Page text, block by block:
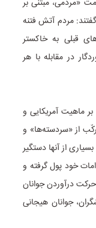
«مردمی، مبتنی بر
مردم آتش فتنه
قبلی به خاکستر
در مقابله با هر
ماهیت آمریکایی و
را مرکّب از «سردسته‌ها» و
از آنها دستگیر
خود پول گرفته و
درآوردن جوانان
جوانان هیجانی